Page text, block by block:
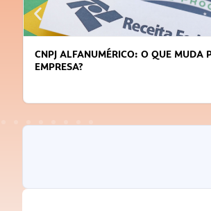
CNPJ ALFANUMÉRICO: O QUE MUDA
EMPRESA?